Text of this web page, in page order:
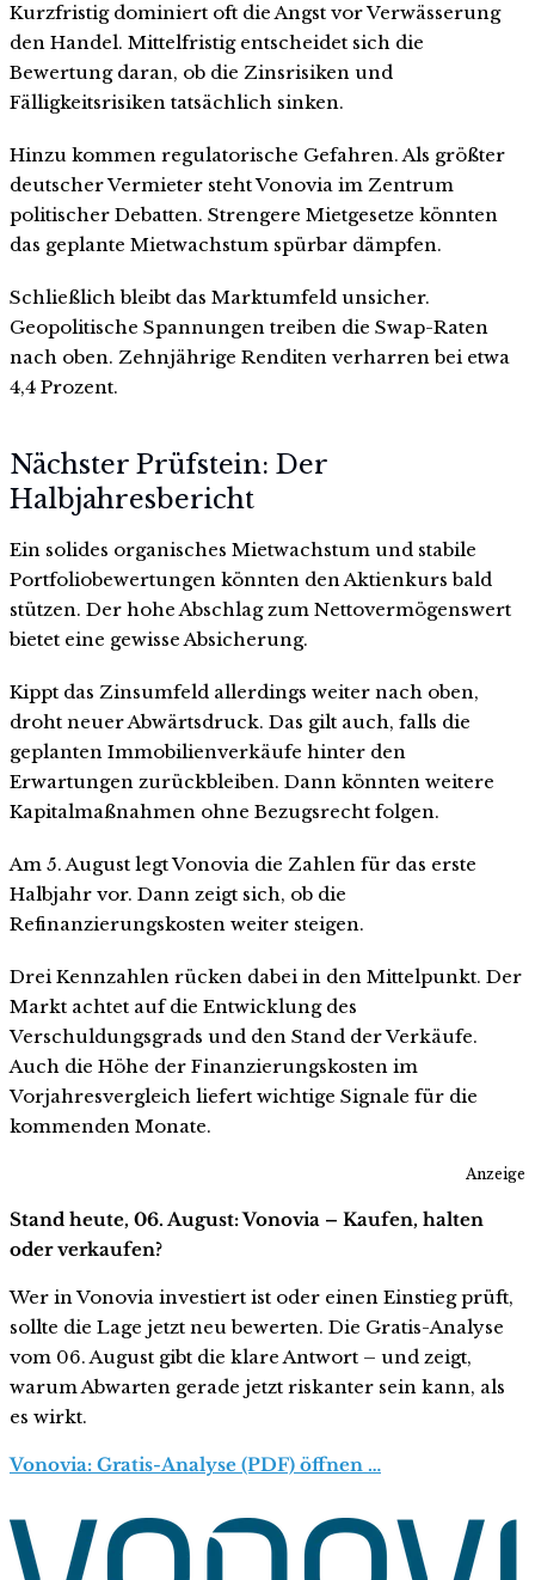
Kurzfristig dominiert oft die Angst vor Verwässerung
den Handel. Mittelfristig entscheidet sich die
Bewertung daran, ob die Zinsrisiken und
Fälligkeitsrisiken tatsächlich sinken.
Hinzu kommen regulatorische Gefahren. Als größter
deutscher Vermieter steht Vonovia im Zentrum
politischer Debatten. Strengere Mietgesetze könnten
das geplante Mietwachstum spürbar dämpfen.
Schließlich bleibt das Marktumfeld unsicher.
Geopolitische Spannungen treiben die Swap-Raten
nach oben. Zehnjährige Renditen verharren bei etwa
4,4 Prozent.
Nächster Prüfstein: Der
Halbjahresbericht
Ein solides organisches Mietwachstum und stabile
Portfoliobewertungen könnten den Aktienkurs bald
stützen. Der hohe Abschlag zum Nettovermögenswert
bietet eine gewisse Absicherung.
Kippt das Zinsumfeld allerdings weiter nach oben,
droht neuer Abwärtsdruck. Das gilt auch, falls die
geplanten Immobilienverkäufe hinter den
Erwartungen zurückbleiben. Dann könnten weitere
Kapitalmaßnahmen ohne Bezugsrecht folgen.
Am 5. August legt Vonovia die Zahlen für das erste
Halbjahr vor. Dann zeigt sich, ob die
Refinanzierungskosten weiter steigen.
Drei Kennzahlen rücken dabei in den Mittelpunkt. Der
Markt achtet auf die Entwicklung des
Verschuldungsgrads und den Stand der Verkäufe.
Auch die Höhe der Finanzierungskosten im
Vorjahresvergleich liefert wichtige Signale für die
kommenden Monate.
Anzeige
Stand heute, 06. August: Vonovia – Kaufen, halten
oder verkaufen?
Wer in Vonovia investiert ist oder einen Einstieg prüft,
sollte die Lage jetzt neu bewerten. Die Gratis-Analyse
vom 06. August gibt die klare Antwort – und zeigt,
warum Abwarten gerade jetzt riskanter sein kann, als
es wirkt.
Vonovia: Gratis-Analyse (PDF) öffnen …